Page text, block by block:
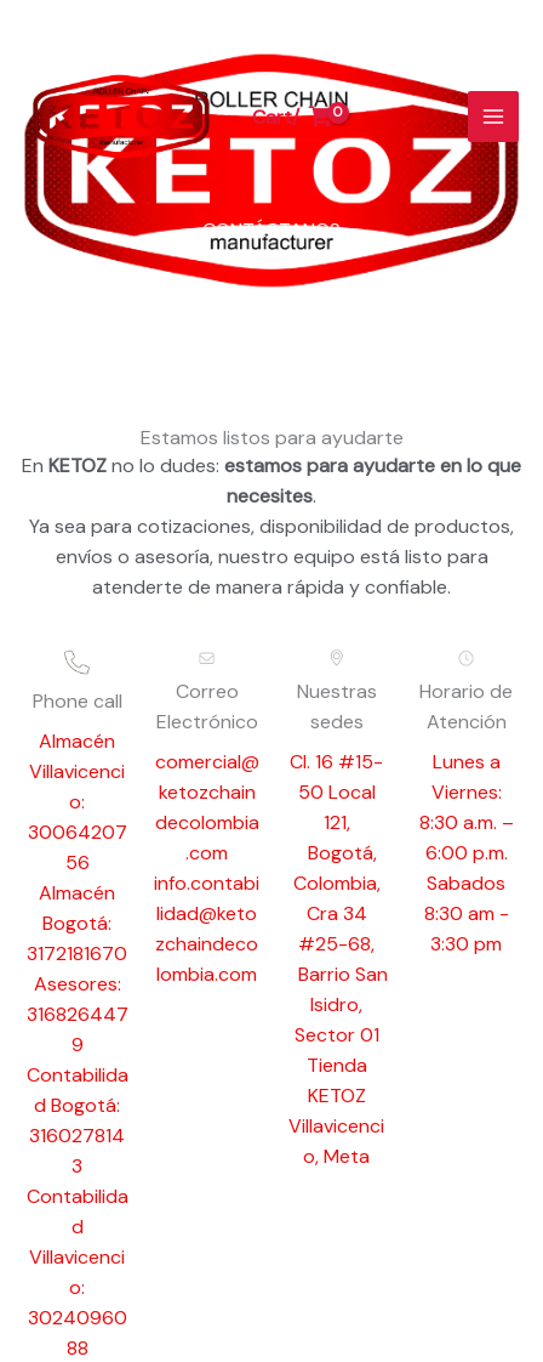
contenido
Cart/
CONTÁCTANOS
Estamos listos para ayudarte
En KETOZno lo dudes: estamos para ayudarte en lo que
necesites.
Ya sea para cotizaciones, disponibilidad de productos,
envíos o asesoría, nuestro equipo está listo para
atenderte de manera rápida y confiable.
Phone call
Almacén
Villavicenci
o:
30064207
56
Almacén
Bogotá:
3172181670
Asesores:
316826447
9
Contabilida
d Bogotá:
316027814
3
Contabilida
d
Villavicenci
o:
30240960
88
Correo
Electrónico
comercial@
ketozchain
decolombia
.com
info.contabi
lidad@keto
zchaindeco
lombia.com
Nuestras
sedes
Cl. 16 #15-
50 Local
121,
Bogotá,
Colombia,
Cra 34
#25-68,
Barrio San
Isidro,
Sector 01
Tienda
KETOZ
Villavicenci
o, Meta
Horario de
Atención
Lunes a
Viernes:
8:30 a.m. –
6:00 p.m.
Sabados
8:30 am -
3:30 pm